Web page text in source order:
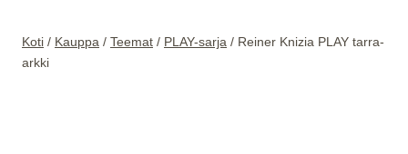
Koti / Kauppa / Teemat / PLAY-sarja / Reiner Knizia PLAY tarra-
arkki